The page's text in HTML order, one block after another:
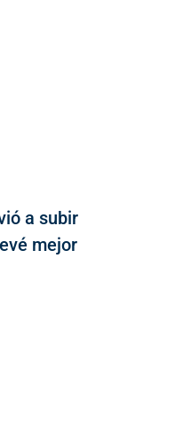
a subir
mejor